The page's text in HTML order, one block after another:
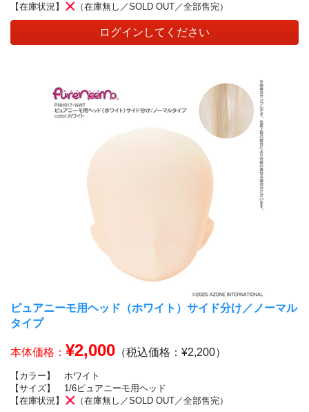
【在庫状況】
（在庫無し／SOLD OUT／全部售完）
ログインしてください
ピュアニーモ用ヘッド（ホワイト）サイド分け／ノーマル
タイプ
本体価格： ¥2,000 （税込価格：¥2,200）
【カラー】
ホワイト
【サイズ】
1/6ピュアニーモ用ヘッド
【在庫状況】
（在庫無し／SOLD OUT／全部售完）